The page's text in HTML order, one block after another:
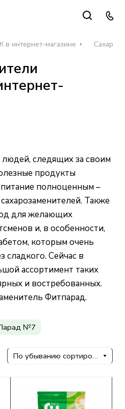
интернет-магазине
следящих за своим
продукты
полноценным –
Также
для желающих
и, в особенности,
которым очень
сладкого. Сейчас в
ассортимент таких
и востребованных.
Фитпарад.
№7
По убыванию сортировки